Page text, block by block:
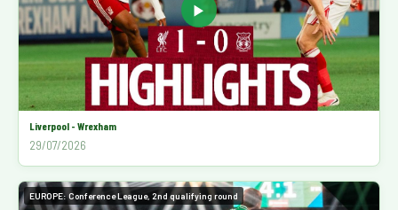
▶
Liverpool - Wrexham
29/07/2026
EUROPE: Conference League, 2nd qualifying round